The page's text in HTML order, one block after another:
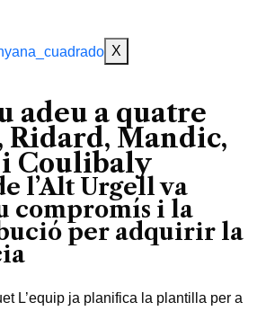
X
adeu a quatre
Ridard, Mandic,
Coulibaly
l’Alt Urgell va
compromís i la
per adquirir la
L’equip ja planifica la plantilla per a